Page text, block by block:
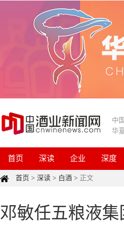
中
华
首页 深读 企业 深度
首页 > 深读 > 白酒 > 正文
邓敏任五粮液